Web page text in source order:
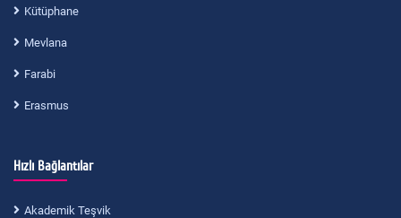
Kütüphane
Mevlana
Farabi
Erasmus
Hızlı Bağlantılar
Akademik Teşvik